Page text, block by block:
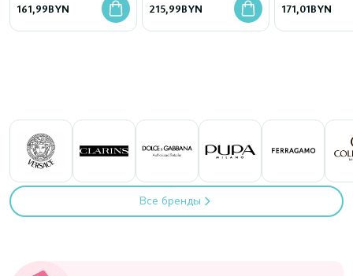
161,99BYN
215,99BYN 171,01BYN
Все бренды